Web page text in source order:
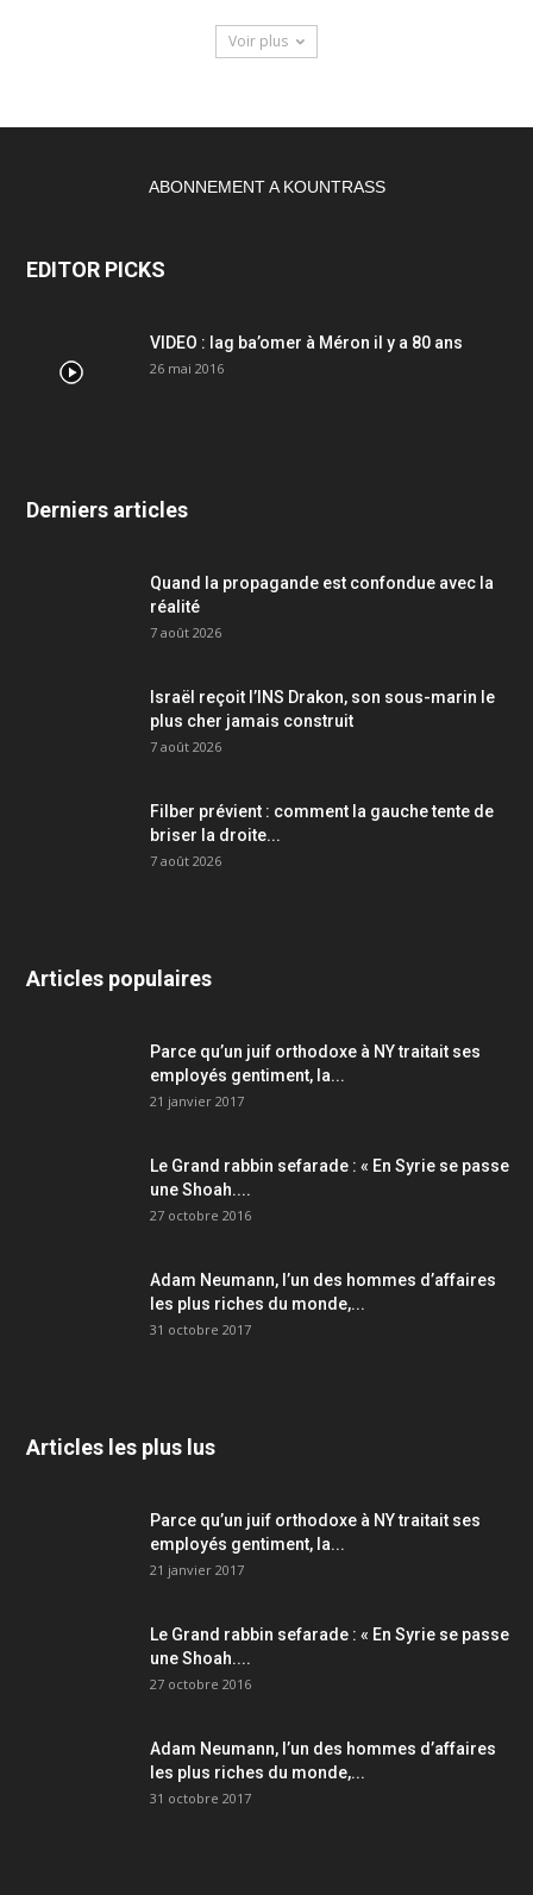
Voir plus
ABONNEMENT A KOUNTRASS
EDITOR PICKS
VIDEO : lag ba’omer à Méron il y a 80 ans
26 mai 2016
Derniers articles
Quand la propagande est confondue avec la
réalité
7 août 2026
Israël reçoit l’INS Drakon, son sous-marin le
plus cher jamais construit
7 août 2026
Filber prévient : comment la gauche tente de
briser la droite...
7 août 2026
Articles populaires
Parce qu’un juif orthodoxe à NY traitait ses
employés gentiment, la...
21 janvier 2017
Le Grand rabbin sefarade : « En Syrie se passe
une Shoah....
27 octobre 2016
Adam Neumann, l’un des hommes d’affaires
les plus riches du monde,...
31 octobre 2017
Articles les plus lus
Parce qu’un juif orthodoxe à NY traitait ses
employés gentiment, la...
21 janvier 2017
Le Grand rabbin sefarade : « En Syrie se passe
une Shoah....
27 octobre 2016
Adam Neumann, l’un des hommes d’affaires
les plus riches du monde,...
31 octobre 2017